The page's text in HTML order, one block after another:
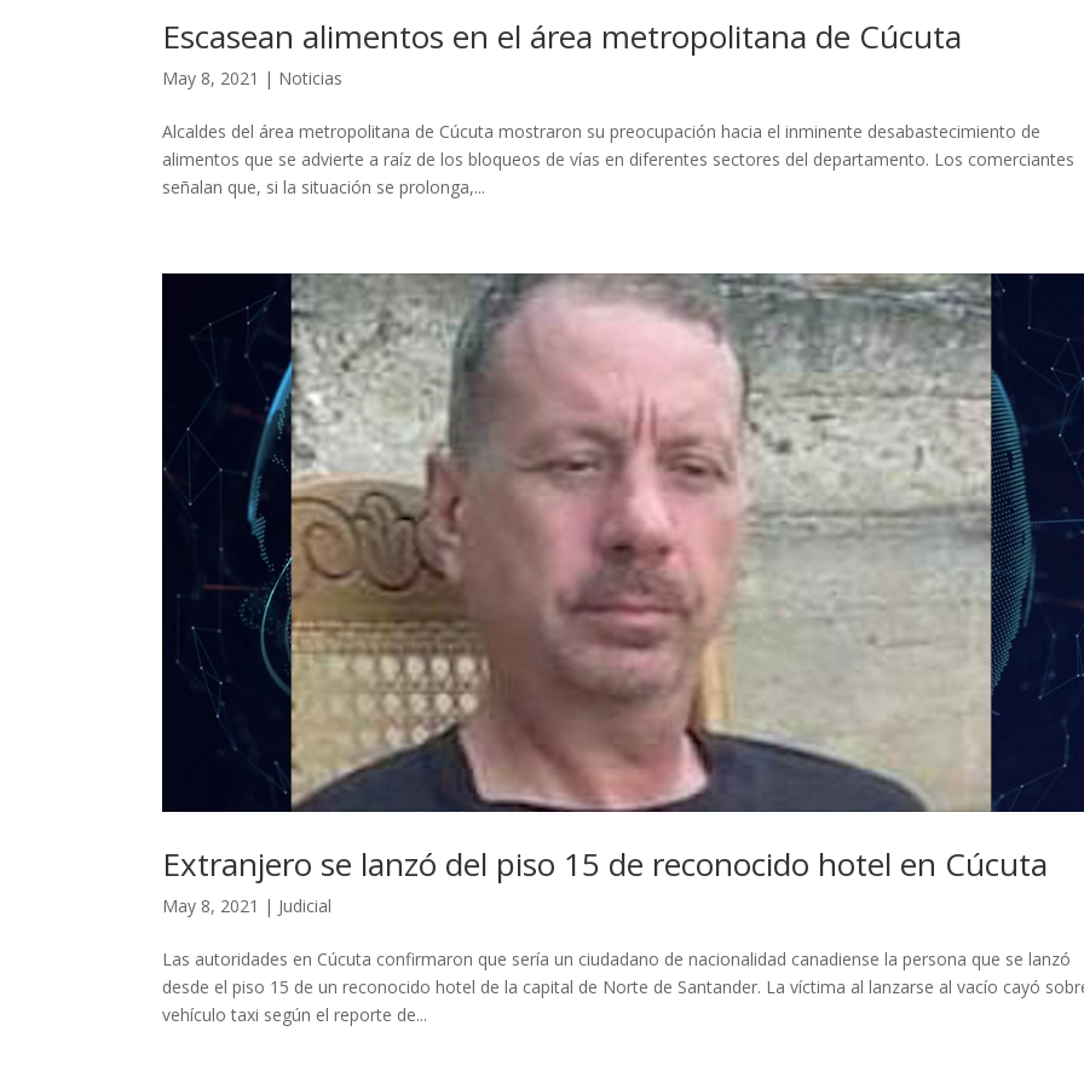
Escasean alimentos en el área metropolitana de Cúcuta
May 8, 2021 | Noticias
Alcaldes del área metropolitana de Cúcuta mostraron su preocupación hacia el inminente desabastecimiento de
alimentos que se advierte a raíz de los bloqueos de vías en diferentes sectores del departamento. Los comerciantes
señalan que, si la situación se prolonga,...
Extranjero se lanzó del piso 15 de reconocido hotel en Cúcuta
May 8, 2021 | Judicial
Las autoridades en Cúcuta confirmaron que sería un ciudadano de nacionalidad canadiense la persona que se lanzó
desde el piso 15 de un reconocido hotel de la capital de Norte de Santander. La víctima al lanzarse al vacío cayó
vehículo taxi según el reporte de...